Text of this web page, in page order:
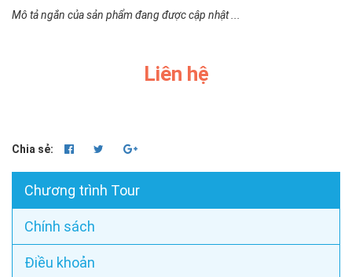
Mô tả ngắn của sản phẩm đang được cập nhật ...
Liên hệ
Chia sẻ:
Chương trình Tour
Chính sách
Điều khoản